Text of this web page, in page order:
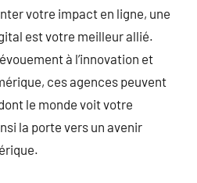
votre impact en ligne, une
est votre meilleur allié.
à l’innovation et
ces agences peuvent
le monde voit votre
la porte vers un avenir